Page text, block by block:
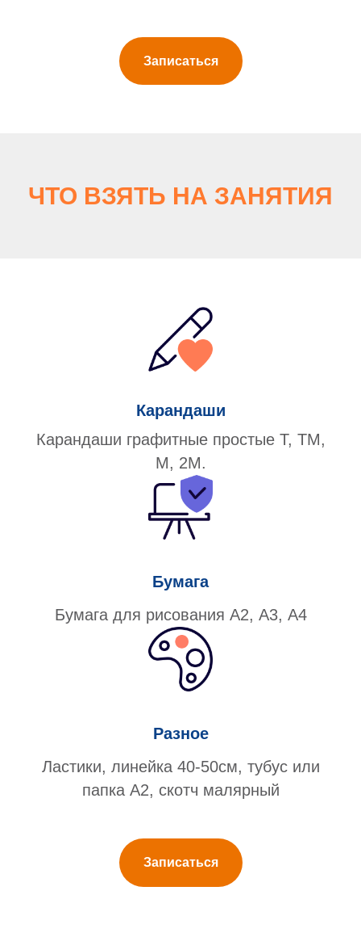
Записаться
ЧТО ВЗЯТЬ НА ЗАНЯТИЯ
Карандаши
Карандаши графитные простые Т, ТМ,
М, 2М.
Бумага
Бумага для рисования А2, А3, А4
Разное
Ластики, линейка 40-50см, тубус или
папка А2, скотч малярный
Записаться